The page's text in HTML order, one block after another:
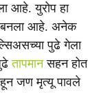
आहे. युरोप हा
बनला आहे. अनेक
पुढे गेला
तापमानसहन होत
हून जण मृत्यू पावले